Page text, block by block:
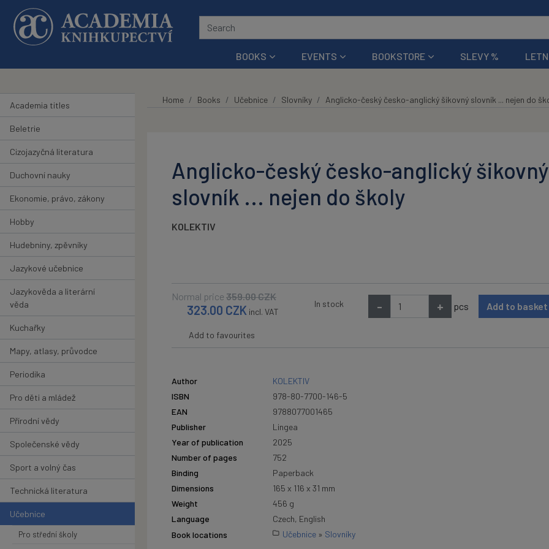
Skip to main content
BOOKS EVENTS BOOKSTORE SLEVY %
Academia titles
Beletrie
Cizojazyčná literatura
Duchovní nauky
Ekonomie, právo, zákony
Hobby
Hudebniny, zpěvníky
Jazykové učebnice
Jazykověda a literární
věda
Kuchařky
Mapy, atlasy, průvodce
Periodika
Pro děti a mládež
Přírodní vědy
Společenské vědy
Sport a volný čas
Technická literatura
Učebnice
Pro střední školy
Home Books Učebnice Slovníky Anglicko-český česko-anglický šikovný slovník ... nejen do
Anglicko-český česko-anglický šikovný
slovník ... nejen do školy
KOLEKTIV
Normal price 359.00CZK
323.00 CZK incl. VAT
In stock - + pcs Add to basket
Add to favourites
Author
KOLEKTIV
ISBN
978-80-7700-146-5
EAN
9788077001465
Publisher
Lingea
Year of publication
2025
Number of pages
752
Binding
Paperback
Dimensions
165 x 116 x 31 mm
Weight
456 g
Language
Czech, English
Book locations
Učebnice » Slovníky